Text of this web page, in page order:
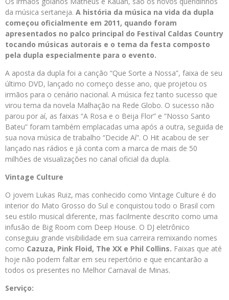
da música sertaneja. A história da música na vida da dupla
começou oficialmente em 2011, quando foram
apresentados no palco principal do Festival Caldas Country
tocando músicas autorais e o tema da festa composto
pela dupla especialmente para o evento.
A aposta da dupla foi a canção “Que Sorte a Nossa”, faixa de seu
último DVD, lançado no começo desse ano, que projetou os
irmãos para o cenário nacional. A música fez tanto sucesso que
virou tema da novela Malhação na Rede Globo. O sucesso não
parou por aí, as faixas “A Rosa e o Beija Flor” e “Nosso Santo
Bateu” foram também emplacadas uma após a outra, seguida de
sua nova música de trabalho “Decide Aí”. O Hit acabou de ser
lançado nas rádios e já conta com a marca de mais de 50
milhões de visualizações no canal oficial da dupla.
Vintage Culture
O jovem Lukas Ruiz, mas conhecido como Vintage Culture é do
interior do Mato Grosso do Sul e conquistou todo o Brasil com
seu estilo musical diferente, mas facilmente descrito como uma
infusão de Big Room com Deep House. O DJ eletrônico
conseguiu grande visibilidade em sua carreira remixando nomes
como Cazuza, Pink Floid, The XX e Phil Collins. Faixas que até
hoje não podem faltar em seu repertório e que encantarão a
todos os presentes no Melhor Carnaval de Minas.
Serviço: